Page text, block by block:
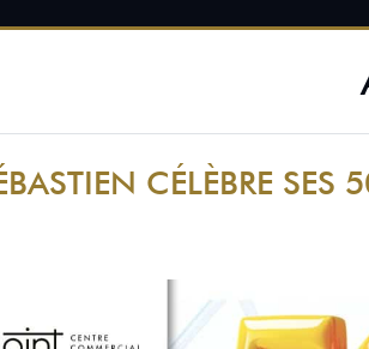
CÉLÈBRE SES